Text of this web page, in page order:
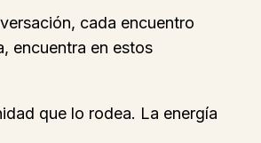
cada encuentro
encuentra en estos
que lo rodea. La energía